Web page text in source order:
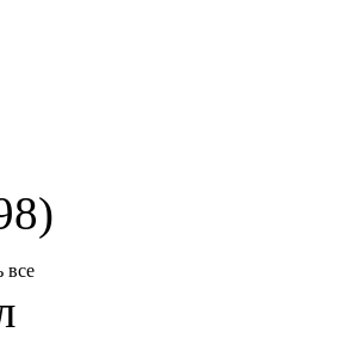
)
все